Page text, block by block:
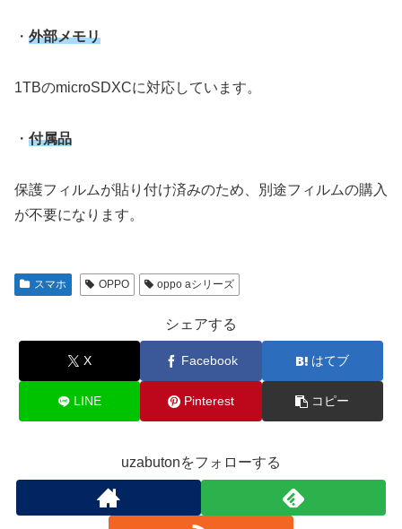
・ 外部メモリ
1TBのmicroSDXCに対応しています。
・ 付属品
保護フィルムが貼り付け済みのため、別途フィルムの購入
が不要になります。
スマホ OPPO oppo aシリーズ
シェアする
X Facebook はてブ
LINE Pinterest コピー
uzabutonをフォローする